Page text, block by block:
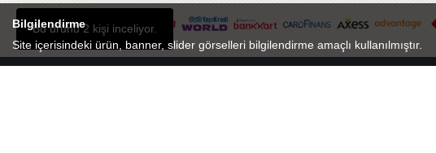
Bilgilendirme
Site içerisindeki ürün, banner, slider görselleri bilgilendirme amaçlı kullanılmıştır.
Bu ürünü 2 kişi inceliyor.